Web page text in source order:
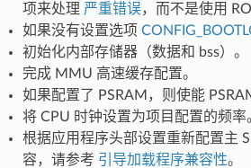
项来处理 严重错误，而不是使用
如果没有设置选项
初始化内部存储器（数据和 bss）。
完成 MMU 高速缓存配置。
如果配置了 PSRAM，则使能
将 CPU 时钟设置为项目配置的频率
根据应用程序头部设置重新配置主
容，请参考 引导加载程序兼容性。